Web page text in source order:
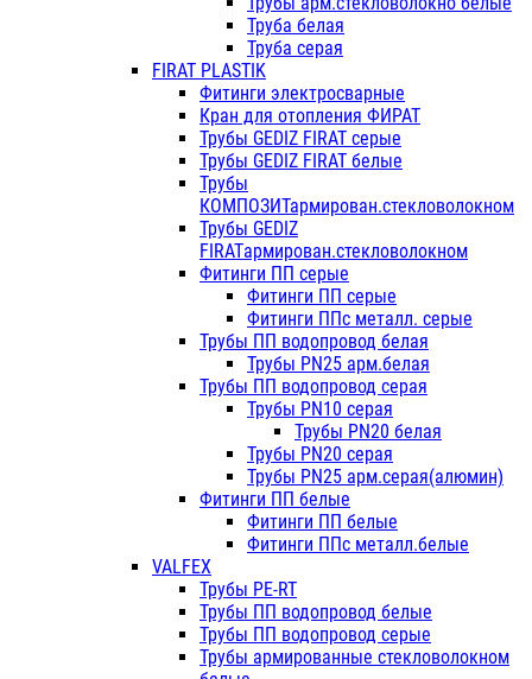
Труба белая
Труба серая
FIRAT PLASTIK
Фитинги электросварные
Кран для отопления ФИРАТ
Трубы GEDIZ FIRAT серые
Трубы GEDIZ FIRAT белые
Трубы
КОМПОЗИТармирован.стекловолокном
Трубы GEDIZ
FIRATармирован.стекловолокном
Фитинги ПП серые
Фитинги ПП серые
Фитинги ППс металл. серые
Трубы ПП водопровод белая
Трубы PN25 арм.белая
Трубы ПП водопровод серая
Трубы PN10 серая
Трубы PN20 белая
Трубы PN20 серая
Трубы PN25 арм.серая(алюмин)
Фитинги ПП белые
Фитинги ПП белые
Фитинги ППс металл.белые
VALFEX
Трубы PE-RT
Трубы ПП водопровод белые
Трубы ПП водопровод серые
Трубы армированные стекловолокном